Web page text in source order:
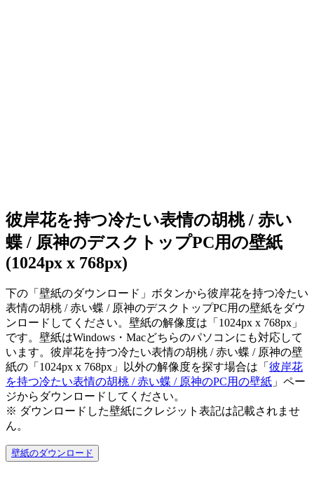
彼岸花を持つ冷たい表情の胡桃 / 赤い
蝶 / 原神のデスクトップPC用の壁紙
(1024px x 768px)
下の「壁紙のダウンロード」ボタンから彼岸花を持つ冷たい
表情の胡桃 / 赤い蝶 / 原神のデスクトップPC用の壁紙をダウ
ンロードしてください。壁紙の解像度は「1024px x 768px」
です。壁紙はWindows・Macどちらのパソコンにも対応して
います。彼岸花を持つ冷たい表情の胡桃 / 赤い蝶 / 原神の壁
紙の「1024px x 768px」以外の解像度を探す場合は「 彼岸花
を持つ冷たい表情の胡桃 / 赤い蝶 / 原神のPC用の壁紙 」ペー
ジからダウンロードしてください。
※ ダウンロードした壁紙に クレジット表記は記載されませ
ん。
壁紙のダウンロード